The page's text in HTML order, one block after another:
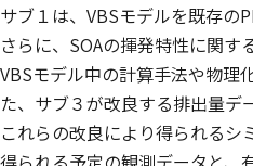
サブ１は、VBSモデルを既存の
さらに、SOAの揮発特性に関す
VBSモデル中の計算手法や物理
た、サブ３が改良する排出量デ
これらの改良により得られる